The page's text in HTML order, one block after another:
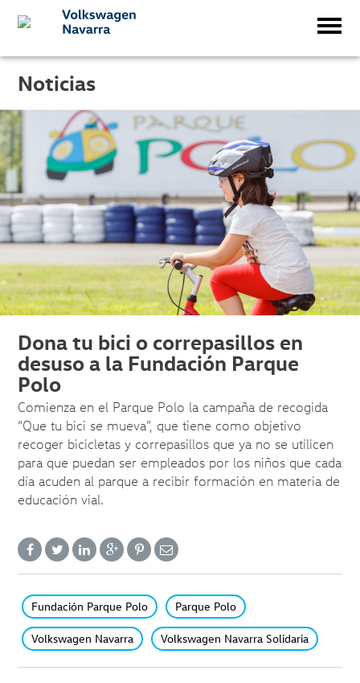
Noticias
Dona tu bici o correpasillos en
desuso a la Fundación Parque
Polo
Comienza en el Parque Polo la campaña de recogida
“Que tu bici se mueva”, que tiene como objetivo
recoger bicicletas y correpasillos que ya no se utilicen
para que puedan ser empleados por los niños que cada
día acuden al parque a recibir formación en materia de
educación vial.
Fundación Parque Polo Parque Polo
Volkswagen Navarra Volkswagen Navarra Solidaria